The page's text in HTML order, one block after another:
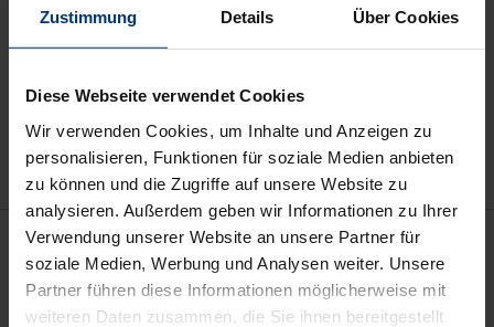
Zustimmung Details Über Cookies
Diese Webseite verwendet Cookies
Wir verwenden Cookies, um Inhalte und Anzeigen zu
personalisieren, Funktionen für soziale Medien anbieten
zu können und die Zugriffe auf unsere Website zu
analysieren. Außerdem geben wir Informationen zu Ihrer
Verwendung unserer Website an unsere Partner für
soziale Medien, Werbung und Analysen weiter. Unsere
Partner führen diese Informationen möglicherweise mit
weiteren Daten zusammen, die Sie ihnen bereitgestellt
Zur Wunschliste hinzufügen
Hinweise zu Versandkosten
Beschreibung
Wie ist es möglich, leidenschaftlich einer ständig um